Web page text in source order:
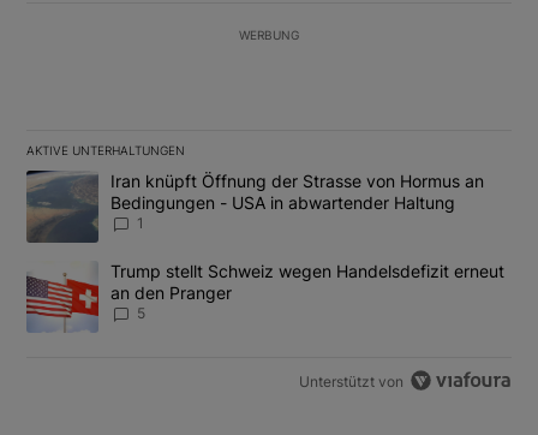
WERBUNG
AKTIVE UNTERHALTUNGEN
Das Folgende ist eine Liste der am meisten kommentierten
Ein Trendartikel mit dem Titel "Iran knüpft Öffnung der Strasse
Iran knüpft Öffnung der Strasse von Hormus an
Bedingungen - USA in abwartender Haltung
1
Ein Trendartikel mit dem Titel "Trump stellt Schweiz wegen
Trump stellt Schweiz wegen Handelsdefizit erneut
an den Pranger
5
Unterstützt von